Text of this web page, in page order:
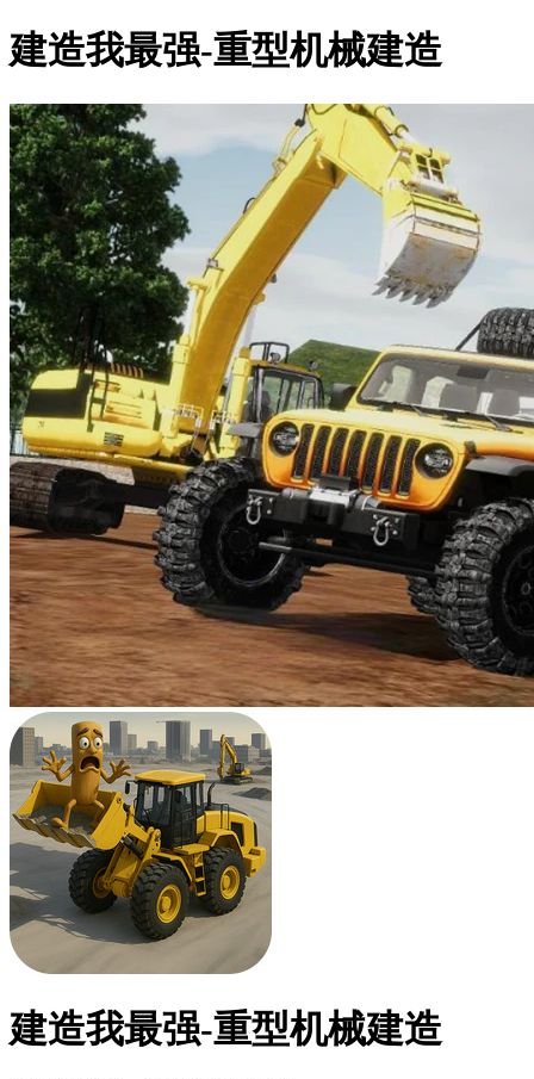
建造我最强-重型机械建造
建造我最强-重型机械建造